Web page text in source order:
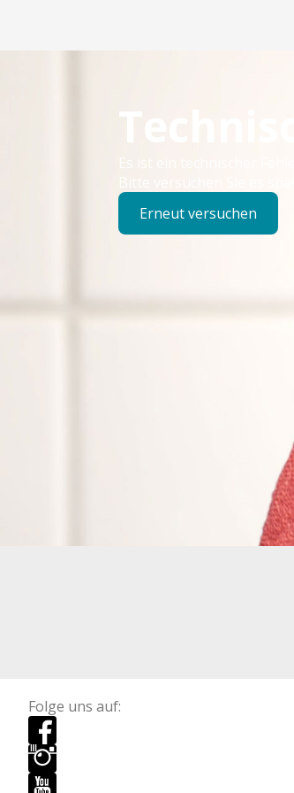
Es ist ein technischer
Bitte versuchen Sie es
Erneut versuchen
Folge uns auf: